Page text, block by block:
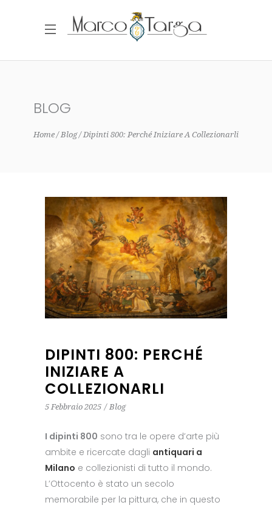
BLOG
Home Blog Dipinti 800: Perché Iniziare A Collezionarli
DIPINTI 800: PERCHÉ
INIZIARE A
COLLEZIONARLI
5 Febbraio 2025 Blog
I dipinti 800 sono tra le opere d’arte più
ambite e ricercate dagli antiquari a
Milano e collezionisti di tutto il mondo.
L’Ottocento è stato un secolo
memorabile per la pittura, che in questo